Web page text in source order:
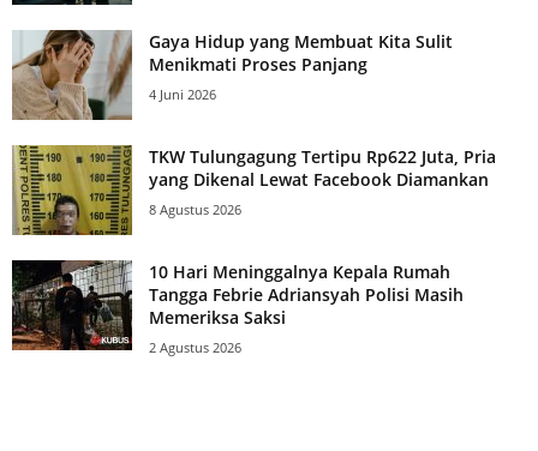
Gaya Hidup yang Membuat Kita Sulit
Menikmati Proses Panjang
4 Juni 2026
TKW Tulungagung Tertipu Rp622 Juta, Pria
yang Dikenal Lewat Facebook Diamankan
8 Agustus 2026
10 Hari Meninggalnya Kepala Rumah
Tangga Febrie Adriansyah Polisi Masih
Memeriksa Saksi
2 Agustus 2026